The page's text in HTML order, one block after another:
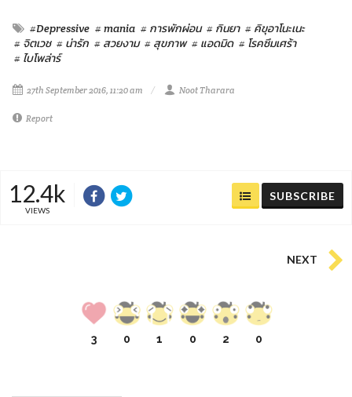
#Depressive # mania # การพักผ่อน # กินยา # คิขุอาโนะเนะ
# จิตเวช # น่ารัก # สวยงาม # สุขภาพ # แอดมิด # โรคซึมเศร้า
# ไบโพล่าร์
27th September 2016, 11:20 am Noot Tharara
Report
12.4k
VIEWS
SUBSCRIBE
NEXT
3 0 1 0 2 0